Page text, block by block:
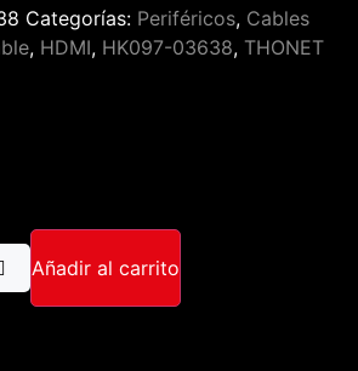
Categorías: Periféricos, Cables
, HDMI, HK097-03638, THONET
Añadir al carrito